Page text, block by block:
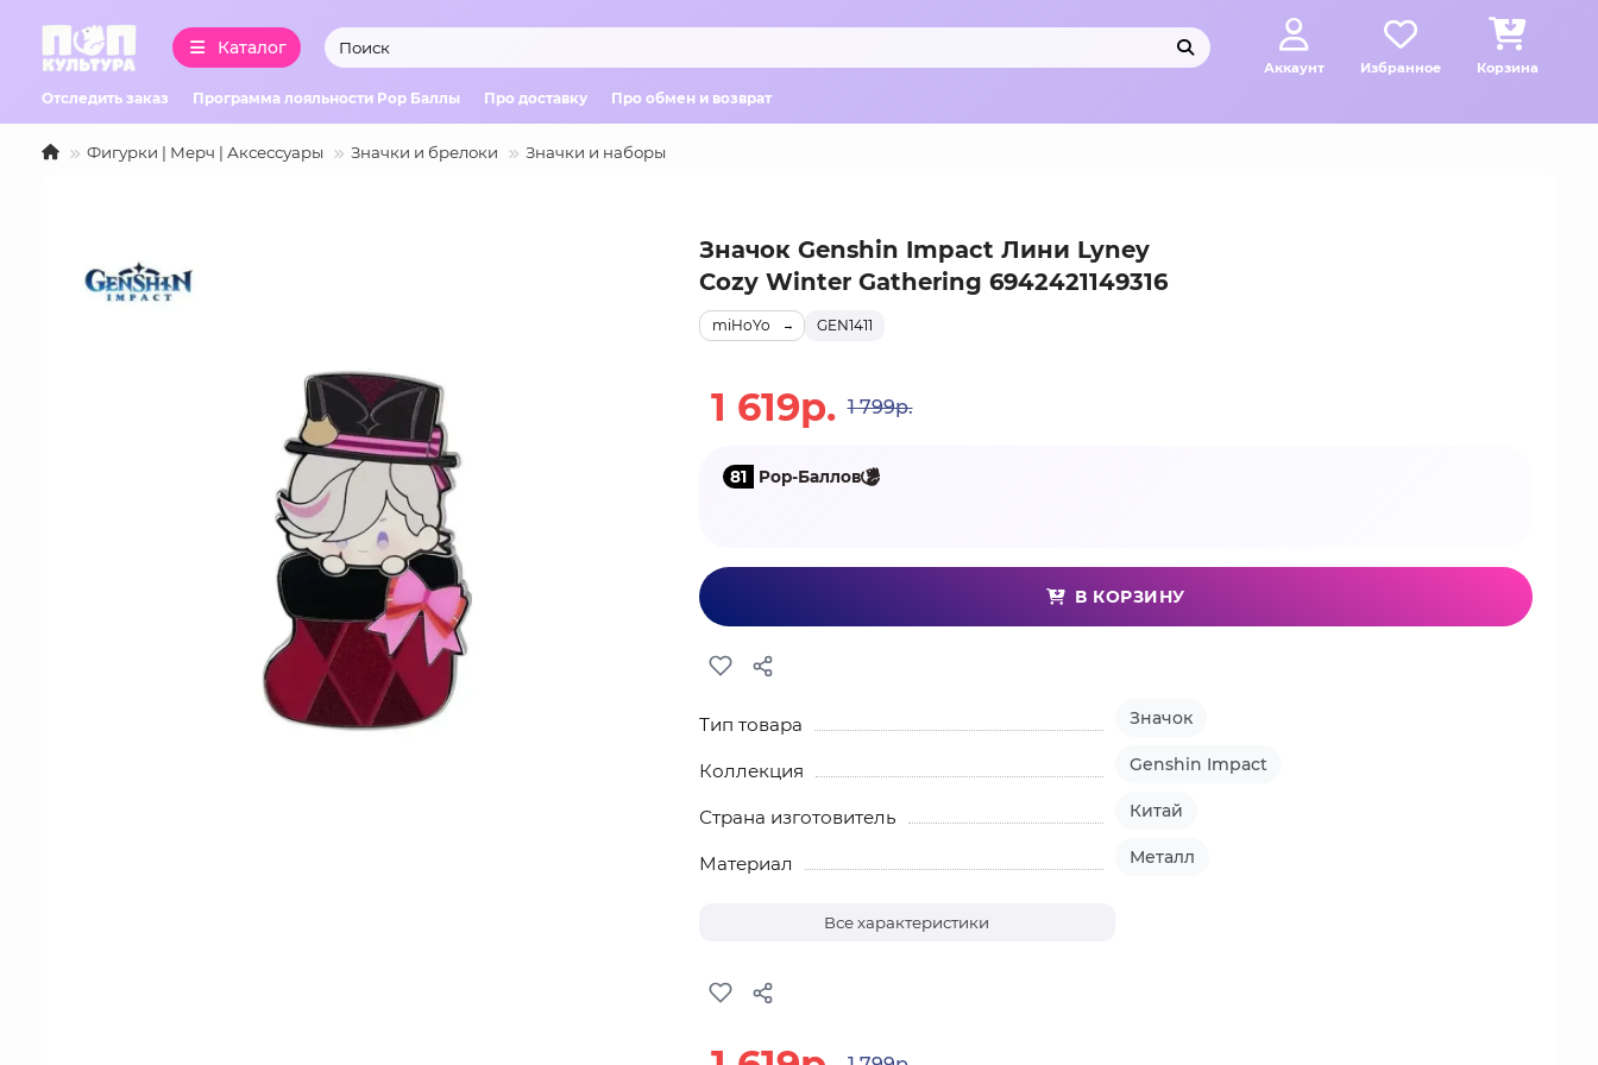
Каталог
Аккаунт Избранное Корзина
Отследить заказ Программа лояльности Pop Баллы Про доставку Про обмен и возврат
Фигурки | Мерч | Аксессуары Значки и брелоки Значки и наборы
Значок Genshin Impact Лини Lyney
Cozy Winter Gathering 6942421149316
GEN1411
miHoYo
1 619р. 1 799р.
81 Pop-Баллов
В КОРЗИНУ
Тип товара Значок
Коллекция Genshin Impact
Страна изготовитель Китай
Материал Металл
Все характеристики